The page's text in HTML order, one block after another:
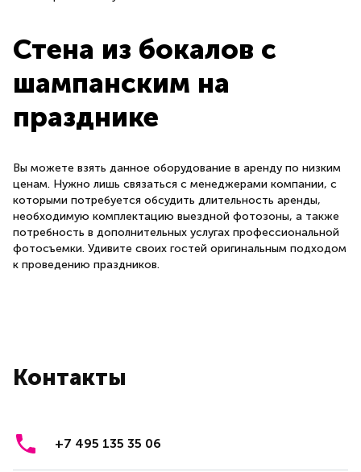
Стена из бокалов с
шампанским на
празднике
Вы можете взять данное оборудование в аренду по низким
ценам. Нужно лишь связаться с менеджерами компании, с
которыми потребуется обсудить длительность аренды,
необходимую комплектацию выездной фотозоны, а также
потребность в дополнительных услугах профессиональной
фотосъемки. Удивите своих гостей оригинальным подходом
к проведению праздников.
Контакты
+7 495 135 35 06